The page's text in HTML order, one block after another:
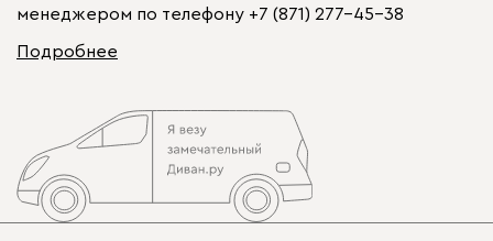
менеджером по телефону +7 (871) 277-45-38
Подробнее